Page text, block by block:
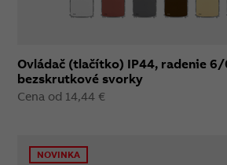
Ovládač (tlačítko) IP44, radenie
bezskrutkové svorky
Cena od 14,44 €
NOVINKA